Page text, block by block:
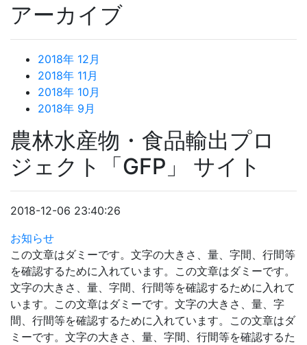
アーカイブ
2018年 12月
2018年 11月
2018年 10月
2018年 9月
農林水産物・食品輸出プロ
ジェクト「GFP」 サイト
2018-12-06 23:40:26
お知らせ
この文章はダミーです。文字の大きさ、量、字間、行間等
を確認するために入れています。この文章はダミーです。
文字の大きさ、量、字間、行間等を確認するために入れて
います。この文章はダミーです。文字の大きさ、量、字
間、行間等を確認するために入れています。この文章はダ
ミーです。文字の大きさ、量、字間、行間等を確認するた